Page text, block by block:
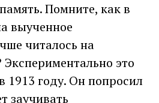
Помните, как в
выученное
читалось на
это
1913 году. Он попросил
заучивать